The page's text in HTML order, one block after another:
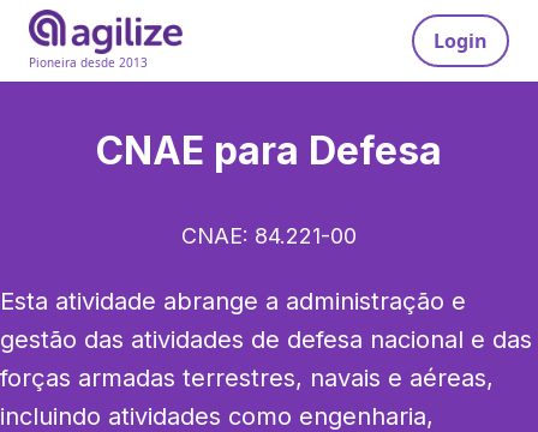
Pioneira desde 2013
Login
CNAE para Defesa
CNAE: 84.221-00
Esta atividade abrange a administração e
gestão das atividades de defesa nacional e das
forças armadas terrestres, navais e aéreas,
incluindo atividades como engenharia,